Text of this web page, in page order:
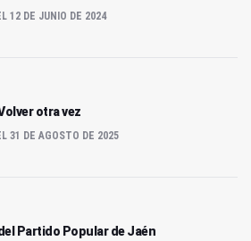
12 DE JUNIO DE 2024
otra vez
31 DE AGOSTO DE 2025
Partido Popular de Jaén